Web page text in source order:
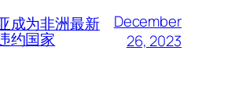
成为非洲最新
约国家
December
26, 2023